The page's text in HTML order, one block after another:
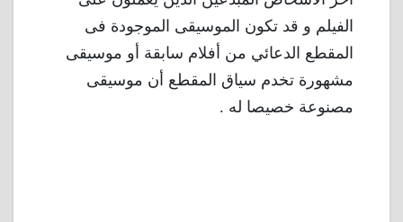
الفيلم و قد تكون الموسيقى الموجودة فى
المقطع الدعائي من أفلام سابقة أو موسيقى
مشهورة تخدم سياق المقطع أن موسيقى
مصنوعة خصيصا له .